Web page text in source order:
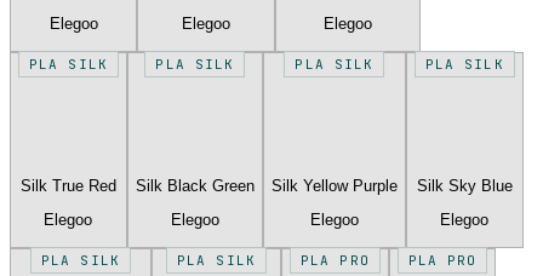
Elegoo
Elegoo
Elegoo
PLA SILK
Silk True Red
Elegoo
PLA SILK
Silk Black Green
Elegoo
PLA SILK
Silk Yellow Purple
Elegoo
PLA SILK
Silk Sky Blue
Elegoo
PLA SILK PLA SILK PLA PRO PLA PRO